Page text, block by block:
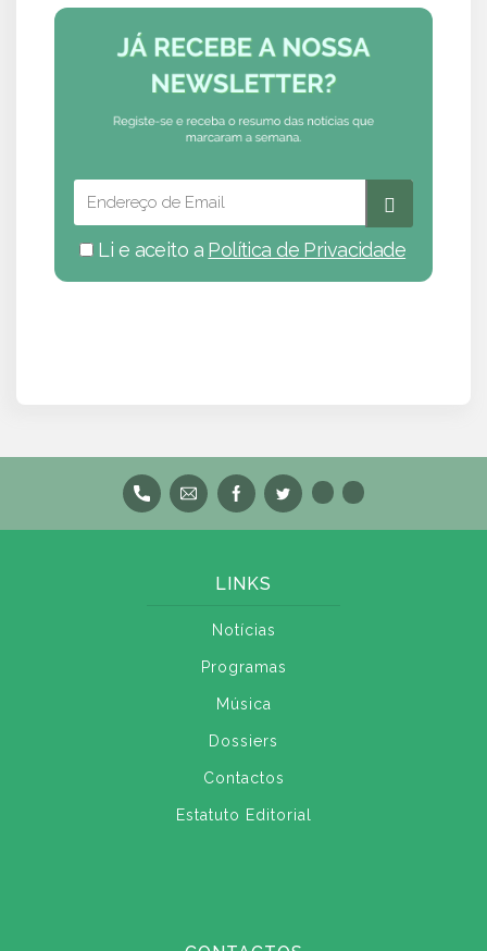
Li e aceito a Política de Privacidade
LINKS
Notícias
Programas
Música
Dossiers
Contactos
Estatuto Editorial